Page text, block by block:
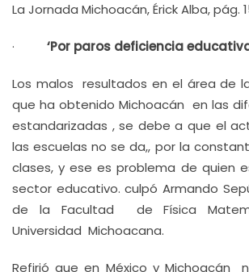
La Jornada Michoacán, Érick Alba, pág.
· ‘Por paros deficiencia
Los malos resultados en el área de
que ha obtenido Michoacán en las
estandarizadas , se debe a que el
las escuelas no se da,, por la
clases, y ese es problema de quien
sector educativo. culpó Armando
de la Facultad de Física
Universidad Michoacana.
Refirió que en México y Michoacán